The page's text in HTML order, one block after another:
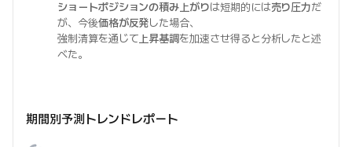
ショートポジションの積み上がりは短期的には売り圧力だ
が、今後価格が反発した場合、
強制清算を通じて 上昇基調を加速させ得ると分析したと述
べた。
期間別予測トレンドレポート